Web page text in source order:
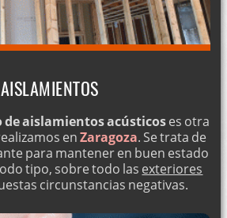
AISLAMIENTOS
aislamientos acústicoses otra
enZaragoza. Se trata de
para mantener en buen estado
tipo, sobre todo las exteriores
circunstancias negativas.